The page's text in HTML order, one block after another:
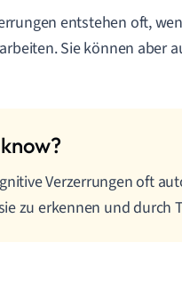
entstehen oft,
Sie können aber
Verzerrungen oft
zu erkennen und durch